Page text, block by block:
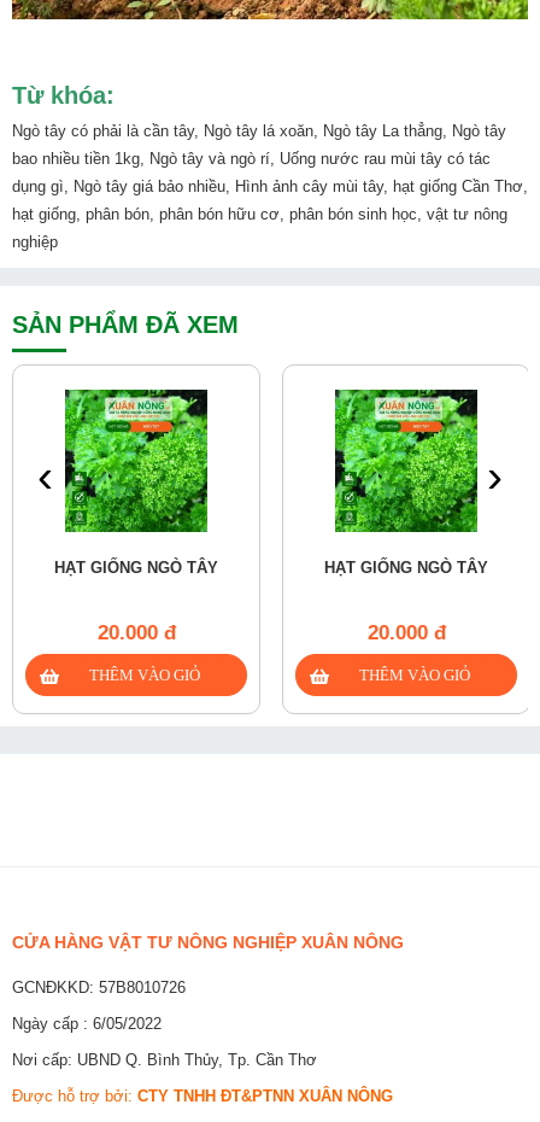
Từ khóa:
Ngò tây có phải là cần tây, Ngò tây lá xoăn, Ngò tây La thẳng, Ngò tây
bao nhiều tiền 1kg, Ngò tây và ngò rí, Uống nước rau mùi tây có tác
dụng gì, Ngò tây giá bảo nhiều, Hình ảnh cây mùi tây, hạt giống Cần Thơ,
hạt giống, phân bón, phân bón hữu cơ, phân bón sinh học, vật tư nông
nghiệp
SẢN PHẨM ĐÃ XEM
HẠT GIỐNG NGÒ TÂY
20.000 đ
HẠT GIỐNG NGÒ TÂY
20.000 đ
‹ ›
CỬA HÀNG VẬT TƯ NÔNG NGHIỆP XUÂN NÔNG
GCNĐKKD: 57B8010726
Ngày cấp : 6/05/2022
Nơi cấp: UBND Q. Bình Thủy, Tp. Cần Thơ
Được hỗ trợ bởi: CTY TNHH ĐT&PTNN XUÂN NÔNG